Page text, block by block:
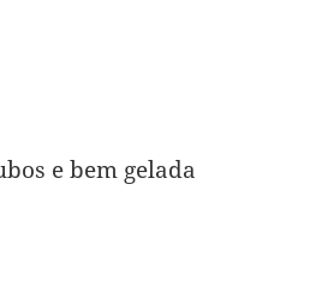
e bem gelada